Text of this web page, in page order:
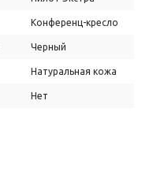
Конференц-кресло
Черный
Натуральная кожа
Нет